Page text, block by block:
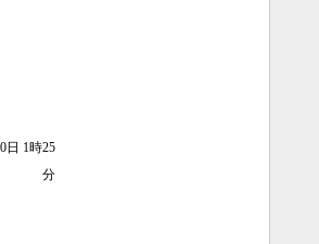
日 1時25
分